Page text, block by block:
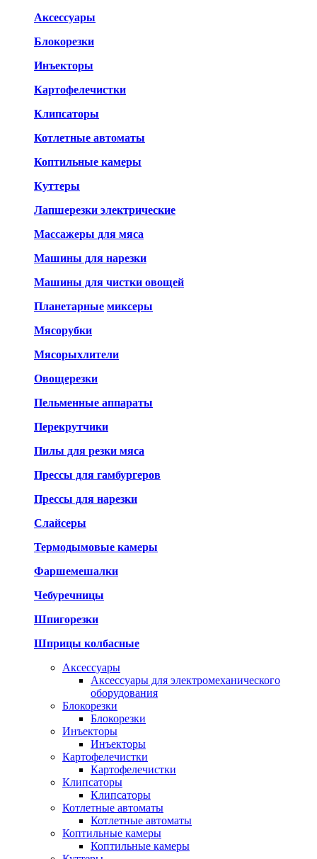
Аксессуары
Блокорезки
Инъекторы
Картофелечистки
Клипсаторы
Котлетные автоматы
Коптильные камеры
Куттеры
Лапшерезки электрические
Массажеры для мяса
Машины для нарезки
Машины для чистки овощей
Планетарные миксеры
Мясорубки
Мясорыхлители
Овощерезки
Пельменные аппараты
Перекрутчики
Пилы для резки мяса
Прессы для гамбургеров
Прессы для нарезки
Слайсеры
Термодымовые камеры
Фаршемешалки
Чебуречницы
Шпигорезки
Шприцы колбасные
Аксессуары
Аксессуары для электромеханического
оборудования
Блокорезки
Блокорезки
Инъекторы
Инъекторы
Картофелечистки
Картофелечистки
Клипсаторы
Клипсаторы
Котлетные автоматы
Котлетные автоматы
Коптильные камеры
Коптильные камеры